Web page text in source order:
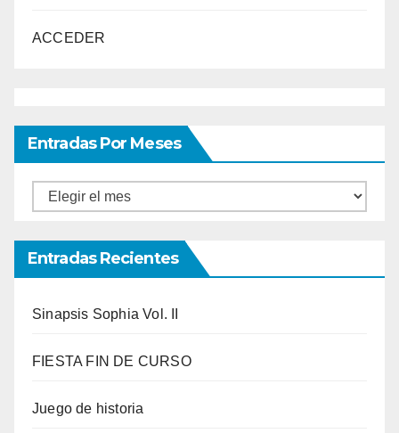
ACCEDER
Entradas Por Meses
Entradas
Entradas Recientes
Sinapsis Sophia Vol. II
FIESTA FIN DE CURSO
Juego de historia